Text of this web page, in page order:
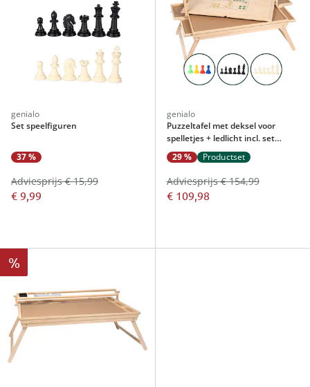
genialo
Set speelfiguren
37 %
€ 9,99
Adviesprijs € 15,99
genialo
Puzzeltafel met deksel voor
spelletjes + ledlicht incl. set
speelfiguren 1500-delig
29 % Productset
€ 109,98
Adviesprijs € 154,99
%